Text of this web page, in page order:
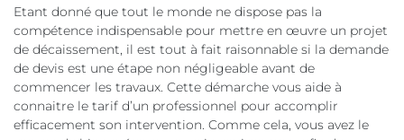
Etant donné que tout le monde ne dispose pas la
compétence indispensable pour mettre en œuvre un projet
de décaissement, il est tout à fait raisonnable si la demande
de devis est une étape non négligeable avant de
commencer les travaux. Cette démarche vous aide à
connaitre le tarif d’un professionnel pour accomplir
efficacement son intervention. Comme cela, vous avez le